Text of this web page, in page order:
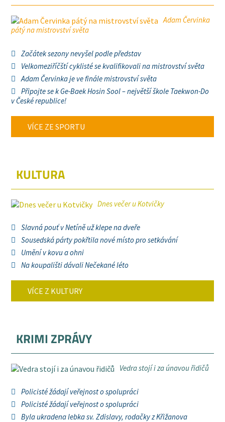
Adam Červinka
pátý na mistrovství světa
Začátek sezony nevyšel podle představ
Velkomeziříčští cyklisté se kvalifikovali na mistrovství světa
Adam Červinka je ve finále mistrovství světa
Připojte se k Ge-Baek Hosin Sool – největší škole Taekwon-Do
v České republice!
VÍCE ZE SPORTU
KULTURA
Dnes večer u Kotvičky
Slavná pouť v Netíně už klepe na dveře
Sousedská párty pokřtila nové místo pro setkávání
Umění v kovu a ohni
Na koupališti dávali Nečekané léto
VÍCE Z KULTURY
KRIMI ZPRÁVY
Vedra stojí i za únavou řidičů
Policisté žádají veřejnost o spolupráci
Policisté žádají veřejnost o spolupráci
Byla ukradena lebka sv. Zdislavy, rodačky z Křižanova